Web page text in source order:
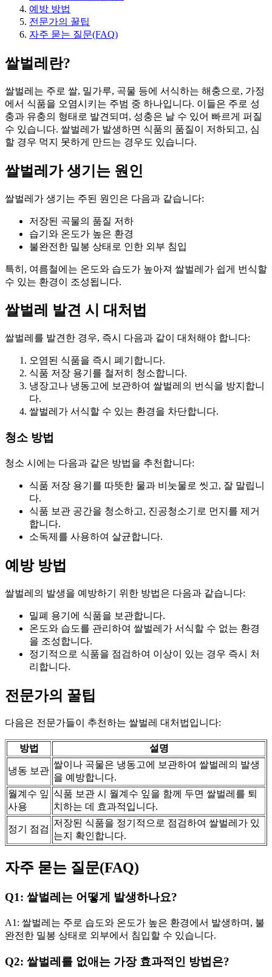
예방 방법
전문가의 꿀팁
자주 묻는 질문(FAQ)
쌀벌레란?
쌀벌레는 주로 쌀, 밀가루, 곡물 등에 서식하는 해충으로, 가정
에서 식품을 오염시키는 주범 중 하나입니다. 이들은 주로 성
충과 유충의 형태로 발견되며, 성충은 날 수 있어 빠르게 퍼질
수 있습니다. 쌀벌레가 발생하면 식품의 품질이 저하되고, 심
할 경우 먹지 못하게 만드는 경우도 있습니다.
쌀벌레가 생기는 원인
쌀벌레가 생기는 주된 원인은 다음과 같습니다:
저장된 곡물의 품질 저하
습기와 온도가 높은 환경
불완전한 밀봉 상태로 인한 외부 침입
특히, 여름철에는 온도와 습도가 높아져 쌀벌레가 쉽게 번식할
수 있는 환경이 조성됩니다.
쌀벌레 발견 시 대처법
쌀벌레를 발견한 경우, 즉시 다음과 같이 대처해야 합니다:
오염된 식품을 즉시 폐기합니다.
식품 저장 용기를 철저히 청소합니다.
냉장고나 냉동고에 보관하여 쌀벌레의 번식을 방지합니
다.
쌀벌레가 서식할 수 있는 환경을 차단합니다.
청소 방법
청소 시에는 다음과 같은 방법을 추천합니다:
식품 저장 용기를 따뜻한 물과 비눗물로 씻고, 잘 말립니
다.
식품 보관 공간을 청소하고, 진공청소기로 먼지를 제거
합니다.
소독제를 사용하여 살균합니다.
예방 방법
쌀벌레의 발생을 예방하기 위한 방법은 다음과 같습니다:
밀폐 용기에 식품을 보관합니다.
온도와 습도를 관리하여 쌀벌레가 서식할 수 없는 환경
을 조성합니다.
정기적으로 식품을 점검하여 이상이 있는 경우 즉시 처
리합니다.
전문가의 꿀팁
다음은 전문가들이 추천하는 쌀벌레 대처법입니다:
방법 설명
냉동 보관
쌀이나 곡물은 냉동고에 보관하여 쌀벌레의 발생
을 예방합니다.
월계수 잎
사용
식품 보관 시 월계수 잎을 함께 두면 쌀벌레를 퇴
치하는 데 효과적입니다.
정기 점검
저장된 식품을 정기적으로 점검하여 쌀벌레가 있
는지 확인합니다.
자주 묻는 질문(FAQ)
Q1: 쌀벌레는 어떻게 발생하나요?
A1: 쌀벌레는 주로 습도와 온도가 높은 환경에서 발생하며, 불
완전한 밀봉 상태로 외부에서 침입할 수 있습니다.
Q2: 쌀벌레를 없애는 가장 효과적인 방법은?